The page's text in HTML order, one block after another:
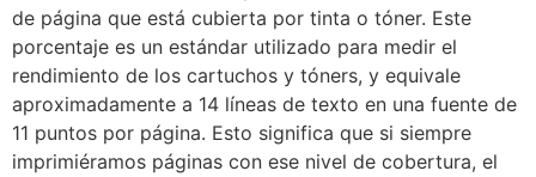
de página que está cubierta por tinta o tóner. Este
porcentaje es un estándar utilizado para medir el
rendimiento de los cartuchos y tóners, y equivale
aproximadamente a 14 líneas de texto en una fuente de
11 puntos por página. Esto significa que si siempre
imprimiéramos páginas con ese nivel de cobertura, el